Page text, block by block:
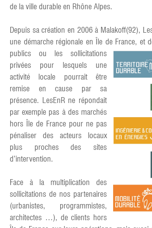
de la ville durable en Rhône Alpes.
Depuis sa création en 2006 à Malakoff(92),
une démarche régionale en Île de France, et
publics ou les sollicitations
privées pour lesquels une
activité locale pourrait être
remise en cause par sa
présence. LesEnR ne répondait
par exemple pas à des marchés
hors Île de France pour ne pas
pénaliser des acteurs locaux
plus proches des sites
d’intervention.
Face à la multiplication des
sollicitations de nos partenaires
(urbanistes, programmistes,
architectes …), de clients hors